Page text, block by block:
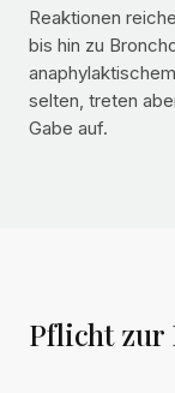
Reaktionen
bis hin zu
selten, treten
Gabe auf.
Pflicht zur